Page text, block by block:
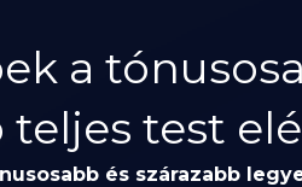
a
teljes test
és szárazabb